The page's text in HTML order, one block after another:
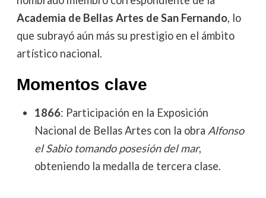
Academia de Bellas Artes de San Fernando, lo
que subrayó aún más su prestigio en el ámbito
artístico nacional.
Momentos clave
1866: Participación en la Exposición
Nacional de Bellas Artes con la obra Alfonso
el Sabio tomando posesión del mar,
obteniendo la medalla de tercera clase.